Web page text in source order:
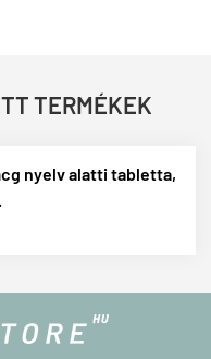
TERMÉKEK
nyelv alatti tabletta,